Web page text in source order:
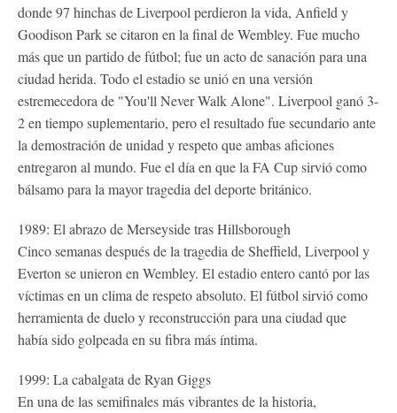
donde 97 hinchas de Liverpool perdieron la vida, Anfield y
Goodison Park se citaron en la final de Wembley. Fue mucho
más que un partido de fútbol; fue un acto de sanación para una
ciudad herida. Todo el estadio se unió en una versión
estremecedora de "You'll Never Walk Alone". Liverpool ganó 3-
2 en tiempo suplementario, pero el resultado fue secundario ante
la demostración de unidad y respeto que ambas aficiones
entregaron al mundo. Fue el día en que la FA Cup sirvió como
bálsamo para la mayor tragedia del deporte británico.
1989: El abrazo de Merseyside tras Hillsborough
Cinco semanas después de la tragedia de Sheffield, Liverpool y
Everton se unieron en Wembley. El estadio entero cantó por las
víctimas en un clima de respeto absoluto. El fútbol sirvió como
herramienta de duelo y reconstrucción para una ciudad que
había sido golpeada en su fibra más íntima.
1999: La cabalgata de Ryan Giggs
En una de las semifinales más vibrantes de la historia,